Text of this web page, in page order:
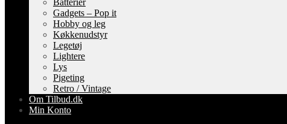
Gadgets – Pop it
Hobby og leg
Køkkenudstyr
Legetøj
Lightere
Lys
Pigeting
Retro / Vintage
Om Tilbud.dk
Min Konto